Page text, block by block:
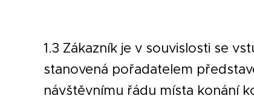
1.3 Zákazník je v souvislosti se
stanovená pořadatelem
návštěvnímu řádu místa konání